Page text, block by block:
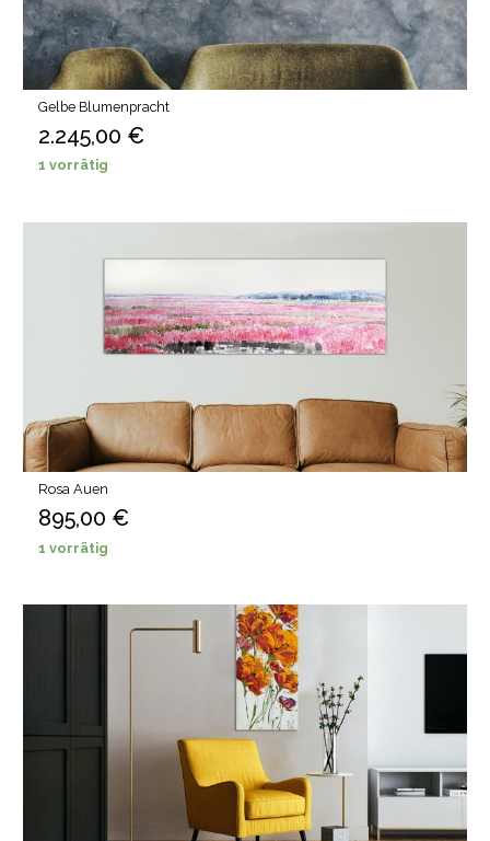
Gelbe Blumenpracht
2.245,00 €
1 vorrätig
Rosa Auen
895,00 €
1 vorrätig